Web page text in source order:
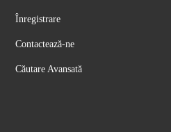
Înregistrare
Contactează-ne
Căutare Avansată